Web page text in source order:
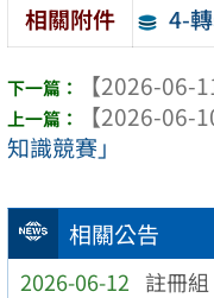
相關公告
2026-06-12 註冊組
相關附件 4-
【2026-06-
【2026-06-
知識競賽」